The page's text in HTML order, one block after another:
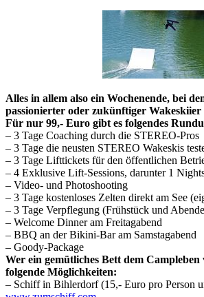
Alles in allem also ein Wochenende, bei
passionierter oder zukünftiger Wakeskiier
Für nur 99,- Euro gibt es folgendes
– 3 Tage Coaching durch die STEREO-Pros
– 3 Tage die neusten STEREO Wakeskis
– 3 Tage Lifttickets für den öffentlichen
– 4 Exklusive Lift-Sessions, darunter 1
– Video- und Photoshooting
– 3 Tage kostenloses Zelten direkt am See
– 3 Tage Verpflegung (Frühstück und
– Welcome Dinner am Freitagabend
– BBQ an der Bikini-Bar am Samstagabend
– Goody-Package
Wer ein gemütliches Bett dem
folgende Möglichkeiten:
– Schiff in Bihlerdorf (15,- Euro pro Person